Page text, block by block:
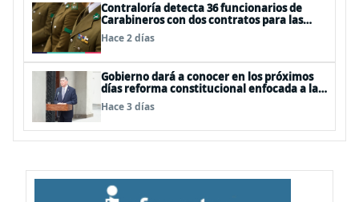
Contraloría detecta 36 funcionarios de
Carabineros con dos contratos para las
mismas funciones
Hace 2 días
Gobierno dará a conocer en los próximos
días reforma constitucional enfocada a la
seguridad
Hace 3 días